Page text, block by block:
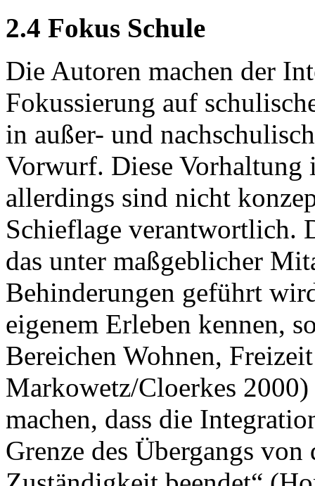
2.4 Fokus Schule
Die Autoren machen der
Fokussierung auf
in außer- und
Vorwurf. Diese
allerdings sind nicht
Schieflage verantwortlich.
das unter maßgeblicher
Behinderungen geführt
eigenem Erleben kennen,
Bereichen Wohnen,
Markowetz/Cloerkes
machen, dass die
Grenze des Übergangs